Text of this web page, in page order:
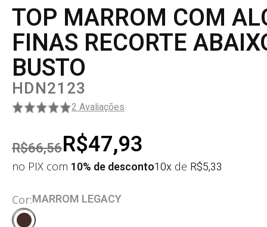
TOP MARROM COM
FINAS RECORTE
BUSTO
HDN2123
2 Avaliações
R$66,56R$47,93
no PIX com 10% de desconto10x de R$5,33
Cor:MARROM LEGACY